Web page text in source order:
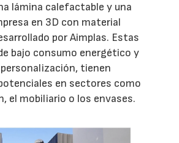
lámina calefactable y una
en 3D con material
por Aimplas. Estas
bajo consumo energético y
tienen
en sectores como
el mobiliario o los envases.